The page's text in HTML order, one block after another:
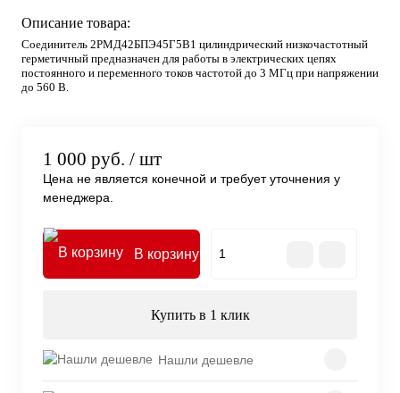
Описание товара:
Соединитель 2РМД42БПЭ45Г5В1 цилиндрический низкочастотный
герметичный предназначен для работы в электрических цепях
постоянного и переменного токов частотой до 3 МГц при напряжении
до 560 В.
1 000 руб. / шт
Цена не является конечной и требует уточнения у
менеджера.
В корзину
Купить в 1 клик
Нашли дешевле